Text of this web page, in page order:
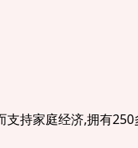
持家庭经济,拥有